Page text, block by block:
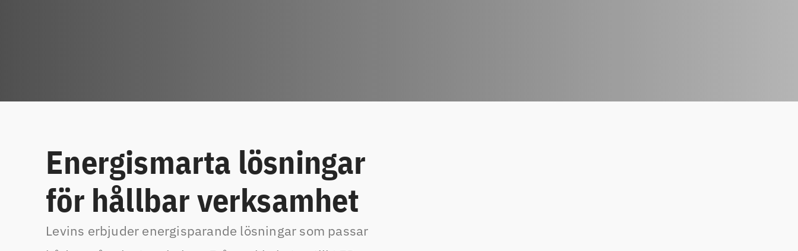
Energismarta lösningar
för hållbar verksamhet
Levins erbjuder energisparande lösningar som passar